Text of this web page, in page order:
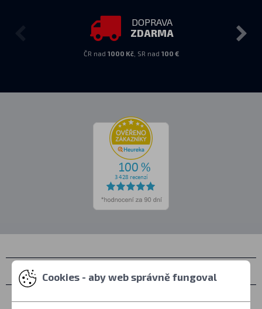
DOPRAVA
ZDARMA
ČR nad 1000 Kč, SR nad 100 €
Kontakty
Osobní vyzvednutí
Cookies - aby web správně fungoval